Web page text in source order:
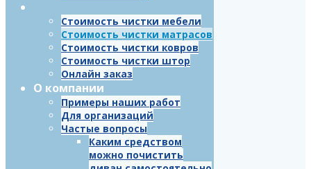
Стоимость чистки мебели
Стоимость чистки матрасов
Стоимость чистки ковров
Стоимость чистки штор
Онлайн заказ
О компании
Примеры наших работ
Для организаций
Частые вопросы
Каким средством
можно почистить